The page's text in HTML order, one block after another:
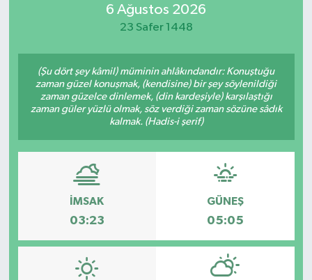
6 Ağustos 2026
23 Safer 1448
(Şu dört şey kâmil) müminin ahlâkındandır: Konuştuğu
zaman güzel konuşmak, (kendisine) bir şey söylenildiği
zaman güzelce dinlemek, (din kardeşiyle) karşılaştığı
zaman güler yüzlü olmak, söz verdiği zaman sözüne sâdık
kalmak. (Hadis-i şerif)
İMSAK
03:23
GÜNEŞ
05:05